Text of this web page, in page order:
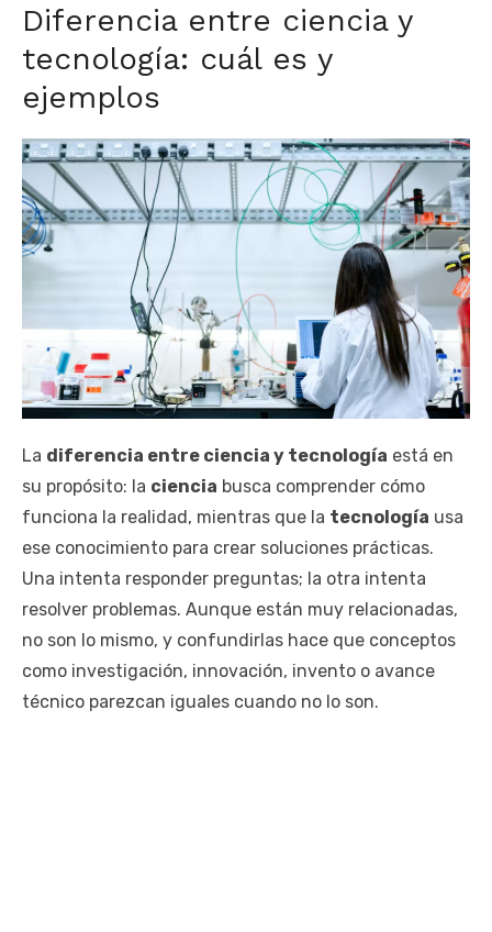
Diferencia entre ciencia y
tecnología: cuál es y
ejemplos
La diferencia entre ciencia y tecnología está en
su propósito: la ciencia busca comprender cómo
funciona la realidad, mientras que la tecnología usa
ese conocimiento para crear soluciones prácticas.
Una intenta responder preguntas; la otra intenta
resolver problemas. Aunque están muy relacionadas,
no son lo mismo, y confundirlas hace que conceptos
como investigación, innovación, invento o avance
técnico parezcan iguales cuando no lo son.